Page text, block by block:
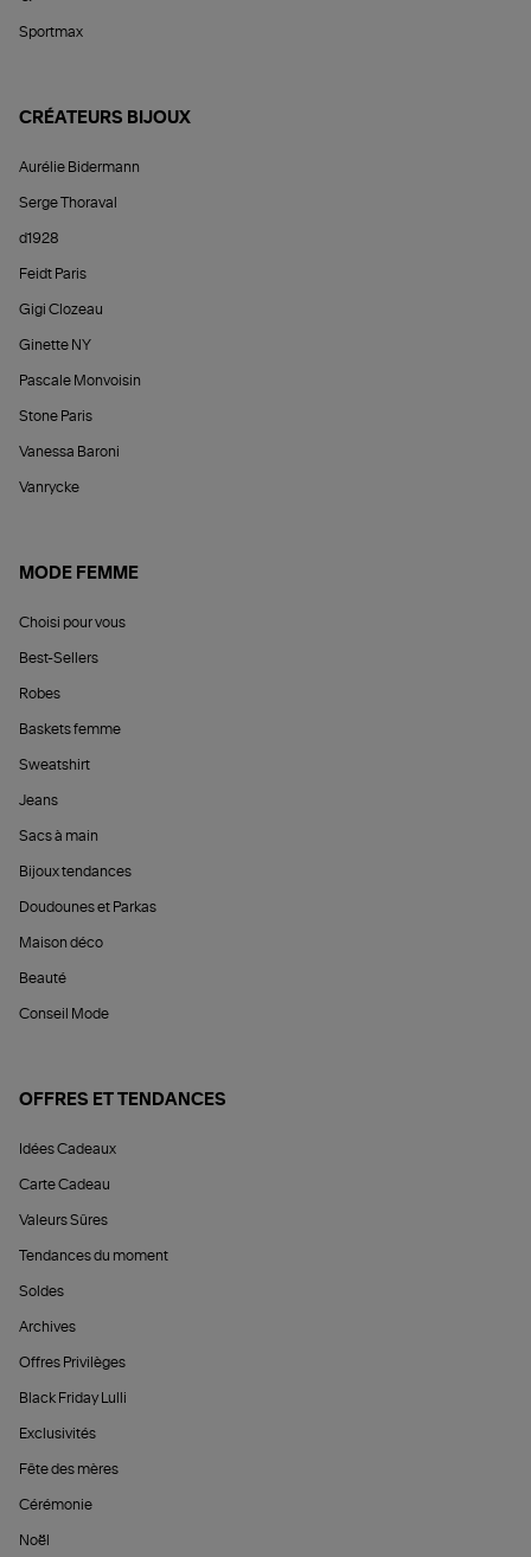
Sportmax
CRÉATEURS BIJOUX
Aurélie Bidermann
Serge Thoraval
d1928
Feidt Paris
Gigi Clozeau
Ginette NY
Pascale Monvoisin
Stone Paris
Vanessa Baroni
Vanrycke
MODE FEMME
Choisi pour vous
Best-Sellers
Robes
Baskets femme
Sweatshirt
Jeans
Sacs à main
Bijoux tendances
Doudounes et Parkas
Maison déco
Beauté
Conseil Mode
OFFRES ET TENDANCES
Idées Cadeaux
Carte Cadeau
Valeurs Sûres
Tendances du moment
Soldes
Archives
Offres Privilèges
Black Friday Lulli
Exclusivités
Fête des mères
Cérémonie
Noël